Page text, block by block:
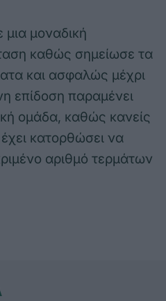
μοναδική
καθώς σημείωσε τα
και ασφαλώς μέχρι
επίδοση παραμένει
ομάδα, καθώς κανείς
κατορθώσει να
αριθμό τερμάτων